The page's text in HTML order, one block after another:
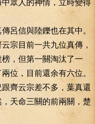
人的神情，立時變得
信與陸鑠也在其中。
目前一共九位真傳，
，但第一關淘汰了一
位，目前還余有六位。
云宗差不多，葉真還
天命三關的前兩關，楚